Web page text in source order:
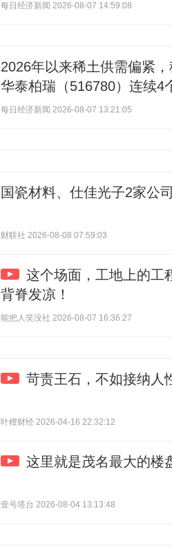
每日经济新闻 2026-08-07 14:59:08
2026年以来稀土供需偏紧
华泰柏瑞（516780）连续4
每日经济新闻 2026-08-07 13:21:05
国瓷材料、仕佳光子2家公
财联社 2026-08-08 07:59:03
这个场面，工地上的工
背脊发凉！
能把人笑没社 2026-08-07 16:36:27
苛责王石，不如接纳人
叶檀财经 2026-04-16 22:32:12
这里就是茂名最大的楼
壹号塔台 2026-08-04 13:13:48